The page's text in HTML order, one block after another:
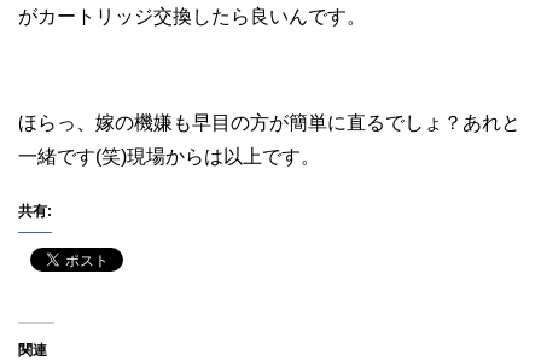
がカートリッジ交換したら良いんです。
ほらっ、嫁の機嫌も早目の方が簡単に直るでしょ？あれと
一緒です(笑)現場からは以上です。
共有:
関連